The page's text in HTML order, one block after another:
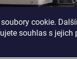
cookie.
souhlas s jejich